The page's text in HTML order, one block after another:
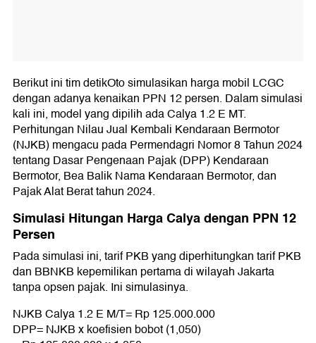
Berikut ini tim detikOto simulasikan harga mobil LCGC
dengan adanya kenaikan PPN 12 persen. Dalam simulasi
kali ini, model yang dipilih ada Calya 1.2 E MT.
Perhitungan Nilau Jual Kembali Kendaraan Bermotor
(NJKB) mengacu pada Permendagri Nomor 8 Tahun 2024
tentang Dasar Pengenaan Pajak (DPP) Kendaraan
Bermotor, Bea Balik Nama Kendaraan Bermotor, dan
Pajak Alat Berat tahun 2024.
Simulasi Hitungan Harga Calya dengan PPN 12
Persen
Pada simulasi ini, tarif PKB yang diperhitungkan tarif PKB
dan BBNKB kepemilikan pertama di wilayah Jakarta
tanpa opsen pajak. Ini simulasinya.
NJKB Calya 1.2 E M/T= Rp 125.000.000
DPP= NJKB x koefisien bobot (1,050)